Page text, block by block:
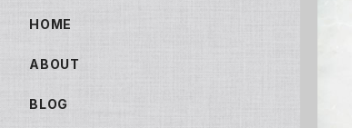
HOME
ABOUT
BLOG